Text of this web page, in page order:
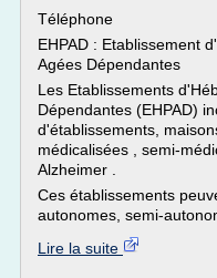
Téléphone
EHPAD : Etablissement
Agées Dépendantes
Les Etablissements
Dépendantes (EHPAD)
d'établissements,
médicalisées , semi-
Alzheimer .
Ces établissements
autonomes, semi-
Lire la suite